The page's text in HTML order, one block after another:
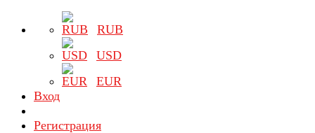
RUB
USD
EUR
Вход
Регистрация